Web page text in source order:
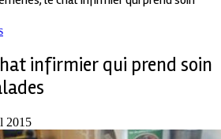
infirmier qui prend soin
2015